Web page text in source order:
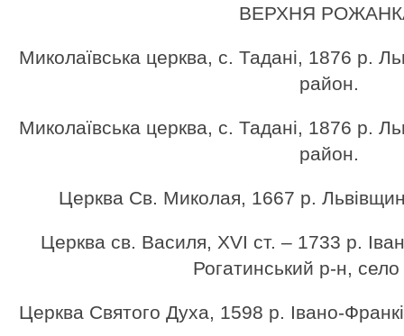
ВЕРХНЯ
Миколаївська церква, с. Тадані, 1876 р.
район.
Миколаївська церква, с. Тадані, 1876 р.
район.
Церква Cв. Миколая, 1667 р.
Церква св. Василя, XVI ст. – 1733 р.
Рогатинський р-н,
Церква Святого Духа, 1598 р. Івано-